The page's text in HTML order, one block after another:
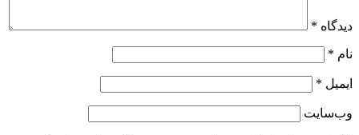
دیدگاه *
نام *
ایمیل *
وب‌سایت